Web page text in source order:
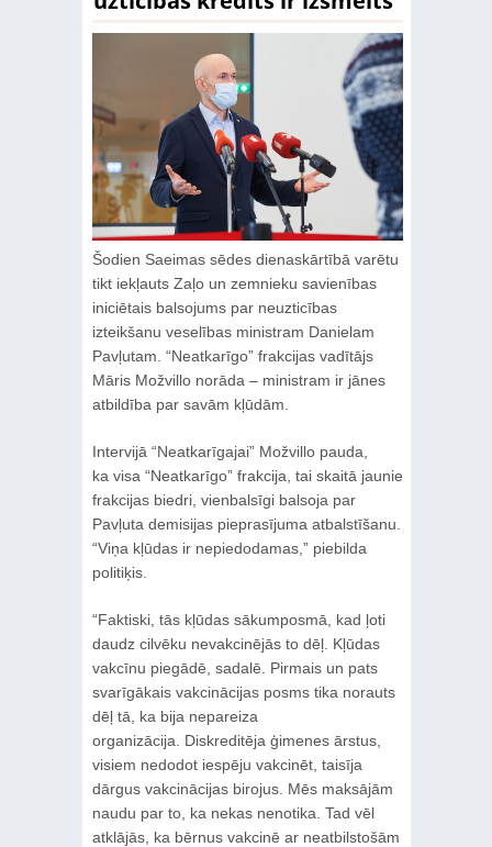
Šodien Saeimas sēdes dienaskārtībā varētu
tikt iekļauts Zaļo un zemnieku savienības
iniciētais balsojums par neuzticības
izteikšanu veselības ministram Danielam
Pavļutam. “Neatkarīgo” frakcijas vadītājs
Māris Možvillo norāda – ministram ir jānes
atbildība par savām kļūdām.
Intervijā “Neatkarīgajai” Možvillo pauda,
ka visa “Neatkarīgo” frakcija, tai skaitā jaunie
frakcijas biedri, vienbalsīgi balsoja par
Pavļuta demisijas pieprasījuma atbalstīšanu.
“Viņa kļūdas ir nepiedodamas,” piebilda
politiķis.
“Faktiski, tās kļūdas sākumposmā, kad ļoti
daudz cilvēku nevakcinējās to dēļ. Kļūdas
vakcīnu piegādē, sadalē. Pirmais un pats
svarīgākais vakcinācijas posms tika norauts
dēļ tā, ka bija nepareiza
organizācija. Diskreditēja ģimenes ārstus,
visiem nedodot iespēju vakcinēt, taisīja
dārgus vakcinācijas birojus. Mēs maksājām
naudu par to, ka nekas nenotika. Tad vēl
atklājās, ka bērnus vakcinē ar neatbilstošām